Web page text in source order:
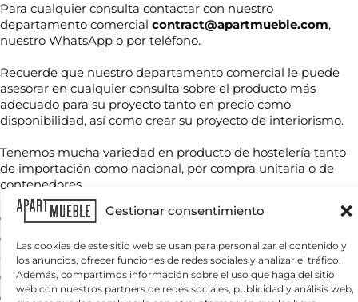
Gestionar consentimiento
Las cookies de este sitio web se usan para personalizar el contenido y
los anuncios, ofrecer funciones de redes sociales y analizar el tráfico.
Además, compartimos información sobre el uso que haga del sitio
web con nuestros partners de redes sociales, publicidad y análisis web,
Para cualquier consulta contactar con nuestro
departamento comercial contract@apartmueble.com,
nuestro WhatsApp o por teléfono.
Recuerde que nuestro departamento comercial le puede
asesorar en cualquier consulta sobre el producto más
adecuado para su proyecto tanto en precio como
disponibilidad, así como crear su proyecto de interiorismo.
Tenemos mucha variedad en producto de hostelería tanto
de importación como nacional, por compra unitaria o de
contenedores.
Para grandes cantidades consultar precio final.
Servicio nacional o internacional, por contenedor o por
cantidades
Iva o tasas, ni transporte incluido,
Se envía muestras a cargo del comprador.
e
l
é
f
o
*
*
C
o
r
r
e
o
N
o
m
b
r
*e
l
é
o
n
*
C
o
r
e
o
e
l
¿
Q
u